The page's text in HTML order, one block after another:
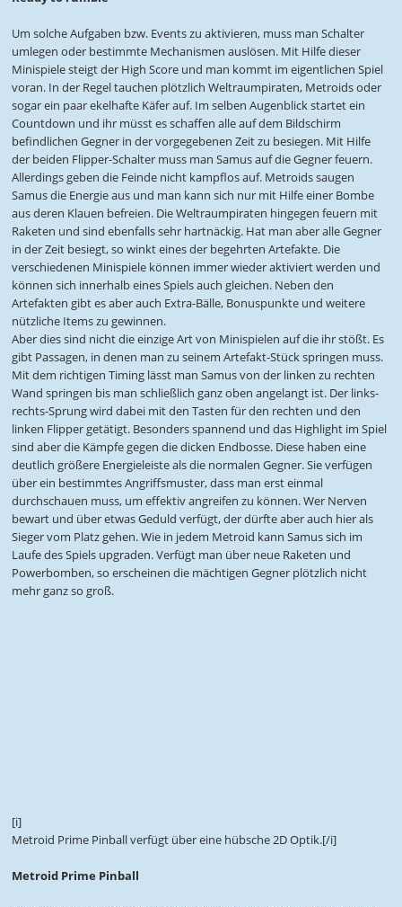
Um solche Aufgaben bzw. Events zu aktivieren, muss man Schalter
umlegen oder bestimmte Mechanismen auslösen. Mit Hilfe dieser
Minispiele steigt der High Score und man kommt im eigentlichen Spiel
voran. In der Regel tauchen plötzlich Weltraumpiraten, Metroids oder
sogar ein paar ekelhafte Käfer auf. Im selben Augenblick startet ein
Countdown und ihr müsst es schaffen alle auf dem Bildschirm
befindlichen Gegner in der vorgegebenen Zeit zu besiegen. Mit Hilfe
der beiden Flipper-Schalter muss man Samus auf die Gegner feuern.
Allerdings geben die Feinde nicht kampflos auf. Metroids saugen
Samus die Energie aus und man kann sich nur mit Hilfe einer Bombe
aus deren Klauen befreien. Die Weltraumpiraten hingegen feuern mit
Raketen und sind ebenfalls sehr hartnäckig. Hat man aber alle Gegner
in der Zeit besiegt, so winkt eines der begehrten Artefakte. Die
verschiedenen Minispiele können immer wieder aktiviert werden und
können sich innerhalb eines Spiels auch gleichen. Neben den
Artefakten gibt es aber auch Extra-Bälle, Bonuspunkte und weitere
nützliche Items zu gewinnen.
Aber dies sind nicht die einzige Art von Minispielen auf die ihr stößt. Es
gibt Passagen, in denen man zu seinem Artefakt-Stück springen muss.
Mit dem richtigen Timing lässt man Samus von der linken zu rechten
Wand springen bis man schließlich ganz oben angelangt ist. Der links-
rechts-Sprung wird dabei mit den Tasten für den rechten und den
linken Flipper getätigt. Besonders spannend und das Highlight im Spiel
sind aber die Kämpfe gegen die dicken Endbosse. Diese haben eine
deutlich größere Energieleiste als die normalen Gegner. Sie verfügen
über ein bestimmtes Angriffsmuster, dass man erst einmal
durchschauen muss, um effektiv angreifen zu können. Wer Nerven
bewart und über etwas Geduld verfügt, der dürfte aber auch hier als
Sieger vom Platz gehen. Wie in jedem Metroid kann Samus sich im
Laufe des Spiels upgraden. Verfügt man über neue Raketen und
Powerbomben, so erscheinen die mächtigen Gegner plötzlich nicht
mehr ganz so groß.
[i]
Metroid Prime Pinball verfügt über eine hübsche 2D Optik.[/i]
Metroid Prime Pinball